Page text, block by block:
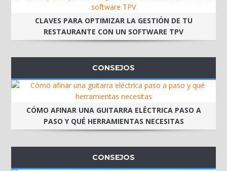
CLAVES PARA OPTIMIZAR LA GESTIÓN DE TU
RESTAURANTE CON UN SOFTWARE TPV
CONSEJOS
CÓMO AFINAR UNA GUITARRA ELÉCTRICA PASO A
PASO Y QUÉ HERRAMIENTAS NECESITAS
CONSEJOS